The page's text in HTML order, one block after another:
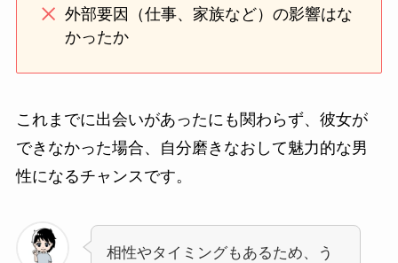
外部要因（仕事、家族など）の影響はな
かったか
これまでに出会いがあったにも関わらず、彼女が
できなかった場合、自分磨きなおして魅力的な男
性になるチャンスです。
相性やタイミングもあるため、う